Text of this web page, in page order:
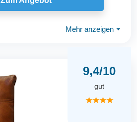
Mehr anzeigen ⏷
9,4/10
gut
★★★★